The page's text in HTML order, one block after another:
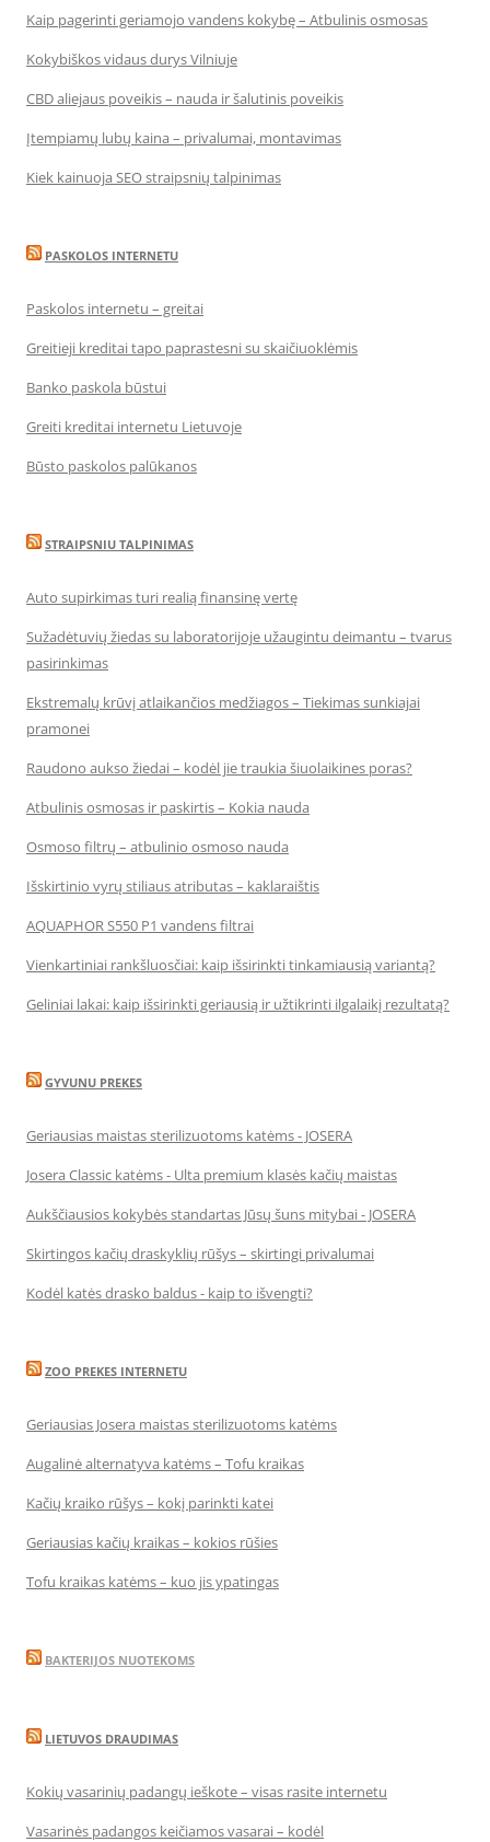
Kaip pagerinti geriamojo vandens kokybę – Atbulinis osmosas
Kokybiškos vidaus durys Vilniuje
CBD aliejaus poveikis – nauda ir šalutinis poveikis
Įtempiamų lubų kaina – privalumai, montavimas
Kiek kainuoja SEO straipsnių talpinimas
PASKOLOS INTERNETU
Paskolos internetu – greitai
Greitieji kreditai tapo paprastesni su skaičiuoklėmis
Banko paskola būstui
Greiti kreditai internetu Lietuvoje
Būsto paskolos palūkanos
STRAIPSNIU TALPINIMAS
Auto supirkimas turi realią finansinę vertę
Sužadėtuvių žiedas su laboratorijoje užaugintu deimantu – tvarus
pasirinkimas
Ekstremalų krūvį atlaikančios medžiagos – Tiekimas sunkiajai
pramonei
Raudono aukso žiedai – kodėl jie traukia šiuolaikines poras?
Atbulinis osmosas ir paskirtis – Kokia nauda
Osmoso filtrų – atbulinio osmoso nauda
Išskirtinio vyrų stiliaus atributas – kaklaraištis
AQUAPHOR S550 P1 vandens filtrai
Vienkartiniai rankšluosčiai: kaip išsirinkti tinkamiausią variantą?
Geliniai lakai: kaip išsirinkti geriausią ir užtikrinti ilgalaikį rezultatą?
GYVUNU PREKES
Geriausias maistas sterilizuotoms katėms - JOSERA
Josera Classic katėms - Ulta premium klasės kačių maistas
Aukščiausios kokybės standartas Jūsų šuns mitybai - JOSERA
Skirtingos kačių draskyklių rūšys – skirtingi privalumai
Kodėl katės drasko baldus - kaip to išvengti?
ZOO PREKES INTERNETU
Geriausias Josera maistas sterilizuotoms katėms
Augalinė alternatyva katėms – Tofu kraikas
Kačių kraiko rūšys – kokį parinkti katei
Geriausias kačių kraikas – kokios rūšies
Tofu kraikas katėms – kuo jis ypatingas
BAKTERIJOS NUOTEKOMS
LIETUVOS DRAUDIMAS
Kokių vasarinių padangų ieškote – visas rasite internetu
Vasarinės padangos keičiamos vasarai – kodėl